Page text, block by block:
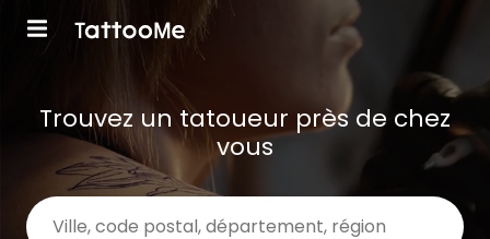
Trouvez un tatoueur près de chez
vous